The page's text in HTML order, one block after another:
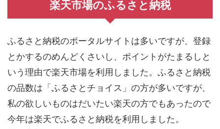
楽天市場のふるさと納税
ふるさと納税のポータルサイトは多いですが、登録
とかするのめんどくさいし、ポイントがたまるしと
いう理由で楽天市場を利用しました。ふるさと納税
の品数は「ふるさとチョイス」の方が多いですが、
私の欲しいものはだいたい楽天の方でもあったので
今年は楽天でふるさと納税を利用しました。